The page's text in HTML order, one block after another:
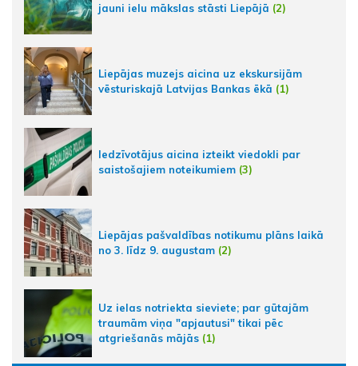
jauni ielu mākslas stāsti Liepājā (2)
Liepājas muzejs aicina uz ekskursijām
vēsturiskajā Latvijas Bankas ēkā (1)
Iedzīvotājus aicina izteikt viedokli par
saistošajiem noteikumiem (3)
Liepājas pašvaldības notikumu plāns laikā
no 3. līdz 9. augustam (2)
Uz ielas notriekta sieviete; par gūtajām
traumām viņa "apjautusi" tikai pēc
atgriešanās mājās (1)